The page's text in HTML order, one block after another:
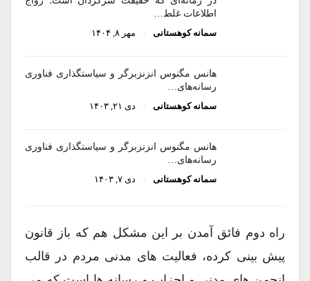
اطلاعات غلط…
سمانه کوهستانی
مهر ۸, ۱۴۰۴
هانس مگنوس انزنزبرگر و سیاستگذاری فناوری
رسانه‌های…
سمانه کوهستانی
دی ۲۱, ۱۴۰۳
هانس مگنوس انزنزبرگر و سیاستگذاری فناوری
رسانه‌های…
سمانه کوهستانی
دی ۷, ۱۴۰۳
راه دوم فائق آمدن بر این مشکل هم که باز قانون
پیش بینی کرده، فعالیت های مدنی مردم در قالب